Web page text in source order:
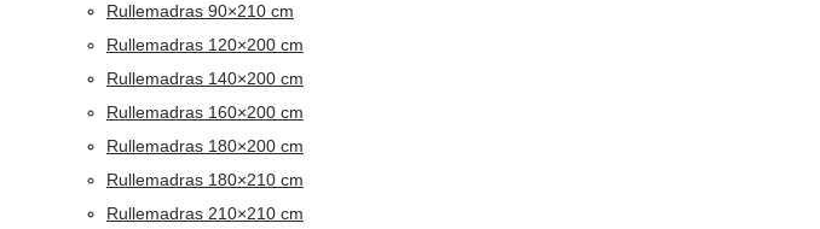
Rullemadras 90×210 cm
Rullemadras 120×200 cm
Rullemadras 140×200 cm
Rullemadras 160×200 cm
Rullemadras 180×200 cm
Rullemadras 180×210 cm
Rullemadras 210×210 cm